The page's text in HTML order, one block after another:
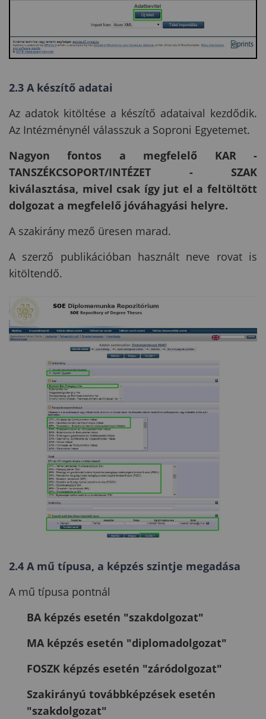
2.3 A készítő adatai
Az adatok kitöltése a készítő adataival kezdődik.
Az Intézménynél válasszuk a Soproni Egyetemet.
Nagyon fontos a megfelelő KAR -
TANSZÉKCSOPORT/INTÉZET - SZAK
kiválasztása, mivel csak így jut el a feltöltött
dolgozat a megfelelő jóváhagyási helyre.
A szakirány mező üresen marad.
A szerző publikációban használt neve rovat is
kitöltendő.
2.4 A mű típusa, a képzés szintje megadása
A mű típusa pontnál
BA képzés esetén "szakdolgozat"
MA képzés esetén "diplomadolgozat"
FOSZK képzés esetén "záródolgozat"
Szakirányú továbbképzések esetén
"szakdolgozat"